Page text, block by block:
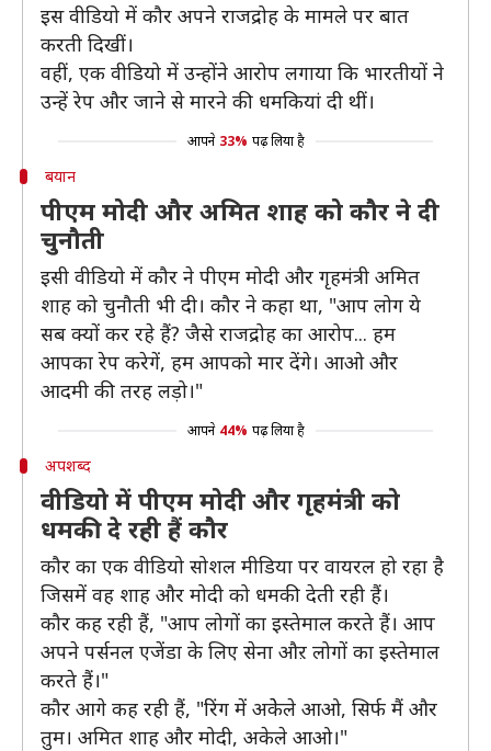
इस वीडियो में कौर अपने राजद्रोह के मामले पर बात
करती दिखीं।
वहीं, एक वीडियो में उन्होंने आरोप लगाया कि भारतीयों ने
उन्हें रेप और जाने से मारने की धमकियां दी थीं।
आपने 33% पढ़ लिया है
बयान
पीएम मोदी और अमित शाह को कौर ने दी
चुनौती
इसी वीडियो में कौर ने पीएम मोदी और गृहमंत्री अमित
शाह को चुनौती भी दी। कौर ने कहा था, "आप लोग ये
सब क्यों कर रहे हैं? जैसे राजद्रोह का आरोप... हम
आपका रेप करेगें, हम आपको मार देंगे। आओ और
आदमी की तरह लड़ो।"
आपने 44% पढ़ लिया है
अपशब्द
वीडियो में पीएम मोदी और गृहमंत्री को
धमकी दे रही हैं कौर
कौर का एक वीडियो सोशल मीडिया पर वायरल हो रहा है
जिसमें वह शाह और मोदी को धमकी देती रही हैं।
कौर कह रही हैं, "आप लोगों का इस्तेमाल करते हैं। आप
अपने पर्सनल एजेंडा के लिए सेना औऱ लोगों का इस्तेमाल
करते हैं।"
कौर आगे कह रही हैं, "रिंग में अकेेले आओ, सिर्फ मैं और
तुम। अमित शाह और मोदी, अकेले आओ।"